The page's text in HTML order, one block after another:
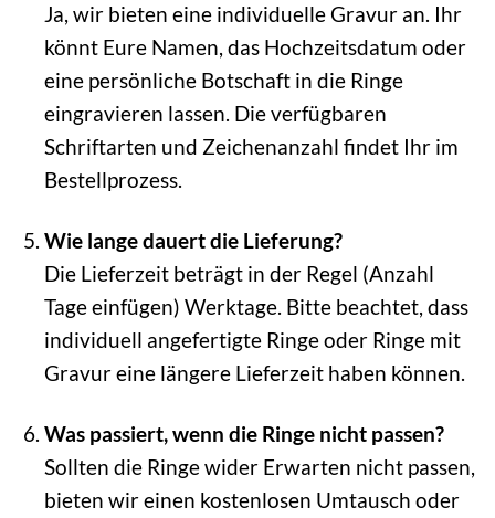
Ja, wir bieten eine individuelle Gravur an. Ihr
könnt Eure Namen, das Hochzeitsdatum oder
eine persönliche Botschaft in die Ringe
eingravieren lassen. Die verfügbaren
Schriftarten und Zeichenanzahl findet Ihr im
Bestellprozess.
Wie lange dauert die Lieferung?
Die Lieferzeit beträgt in der Regel (Anzahl
Tage einfügen) Werktage. Bitte beachtet, dass
individuell angefertigte Ringe oder Ringe mit
Gravur eine längere Lieferzeit haben können.
Was passiert, wenn die Ringe nicht passen?
Sollten die Ringe wider Erwarten nicht passen,
bieten wir einen kostenlosen Umtausch oder